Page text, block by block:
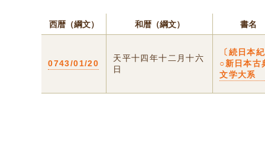
西暦（綱文） 和暦（綱文） 書名
0743/01/20
天平十四年十二月十六
日
〔続日本
○新日本古
文学大系